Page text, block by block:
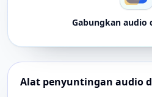
Gabungkan audio
Alat penyuntingan audio